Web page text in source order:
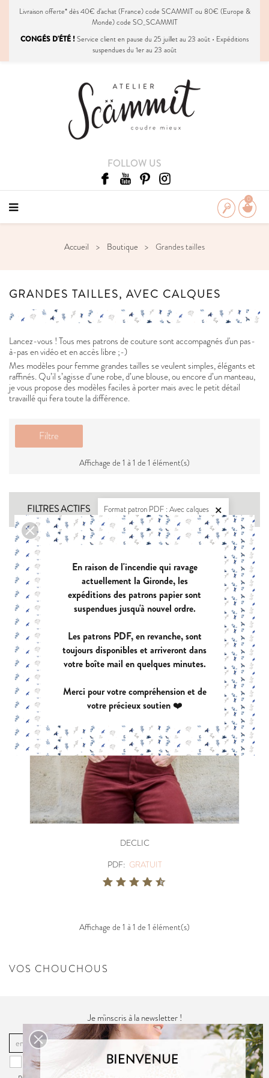
Livraison offerte* dès 40€ d'achat (France) code SCAMMIT ou 80€ (Europe &
Monde) code SO_SCAMMIT
CONGÉS D'ÉTÉ !Service client en pause du 25 juillet au 23 août • Expéditions
suspendues du 1er au 23 août
FOLLOW US
0
Accueil Boutique Grandes tailles
GRANDES TAILLES, AVEC CALQUES
Lancez-vous ! Tous mes patrons de couture sont accompagnés d'un pas-
à-pas en vidéo et en accès libre ;-)
Mes modèles pour femme grandes tailles se veulent simples, élégants et
raffinés. Qu’il s’agisse d’une robe, d’une blouse, ou encore d’un manteau,
je vous propose des modèles faciles à porter mais avec le petit détail
travaillé qui fera toute la différence.
Filtre
Affichage de 1 à 1 de 1 élément(s)
FILTRES ACTIFS Format patron PDF : Avec calques 
DECLIC
PDF: GRATUIT
Affichage de 1 à 1 de 1 élément(s)
VOS CHOUCHOUS
Je m'inscris à la newsletter !
OK
Vous pouvez vous désinscrire à tout moment. Vous trouverez pour cela
En raison de l'incendie qui ravage
actuellement la Gironde, les
expéditions des patrons papier sont
suspendues jusqu'à nouvel ordre.
Les patrons PDF, en revanche, sont
toujours disponibles et arriveront dans
votre boîte mail en quelques minutes.
Merci pour votre compréhension et de
votre précieux soutien ❤️